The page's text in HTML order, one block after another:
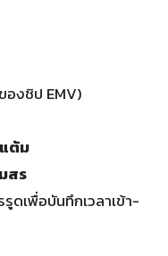
องชิป EMV)
ต้ม
สร
รูดเพื่อบันทึกเวลาเข้า-